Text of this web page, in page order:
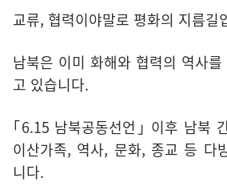
교류, 협력이야말로 평화의 지름길
남북은 이미 화해와 협력의 역사
고 있습니다.
｢6.15 남북공동선언｣ 이후 남북
이산가족, 역사, 문화, 종교 등 다
니다.